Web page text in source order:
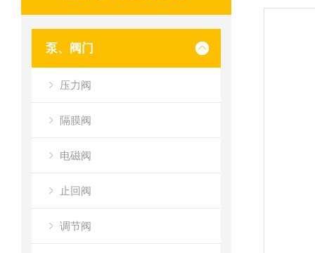
泵、阀门
压力阀
隔膜阀
电磁阀
止回阀
调节阀